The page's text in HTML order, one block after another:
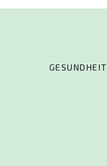
GESUNDHEIT